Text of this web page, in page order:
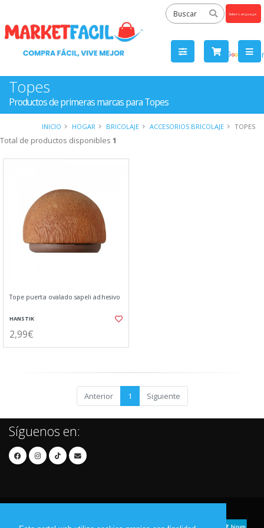
by
Topes
Productos de primeras marcas para Topes
INICIO HOGAR BRICOLAJE ACCESORIOS BRICOLAJE TOPES
Total de productos disponibles 1
Tope puerta ovalado sapeli adhesivo
HANSTIK
2,99€
Anterior 1 Siguiente
Síguenos en: